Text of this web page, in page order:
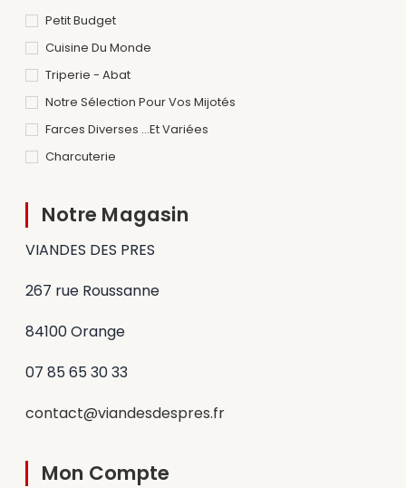
Petit Budget
Cuisine Du Monde
Triperie - Abat
Notre Sélection Pour Vos Mijotés
Farces Diverses ...et Variées
Charcuterie
Notre Magasin
VIANDES DES PRES
267 rue Roussanne
84100 Orange
07 85 65 30 33
contact@viandesdespres.fr
Mon Compte